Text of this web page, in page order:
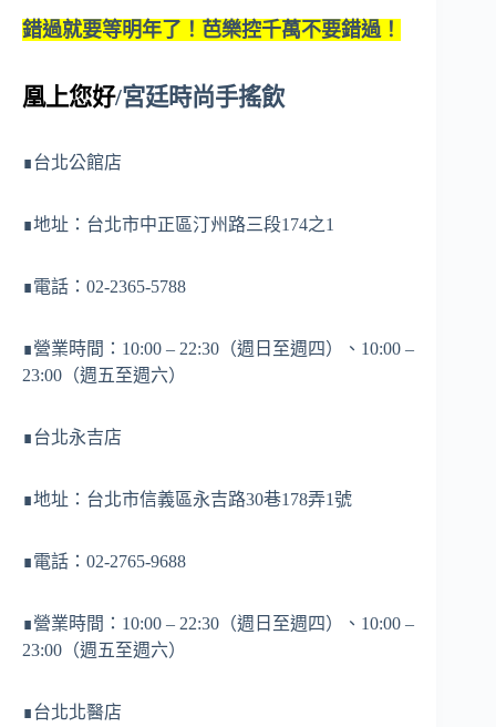
錯過就要等明年了！芭樂控千萬不要錯過！
凰上您好/宮廷時尚手搖飲
∎台北公館店
∎地址：台北市中正區汀州路三段174之1
∎電話：02-2365-5788
∎營業時間：10:00 – 22:30（週日至週四）、10:00 –
23:00（週五至週六）
∎台北永吉店
∎地址：台北市信義區永吉路30巷178弄1號
∎電話：02-2765-9688
∎營業時間：10:00 – 22:30（週日至週四）、10:00 –
23:00（週五至週六）
∎台北北醫店